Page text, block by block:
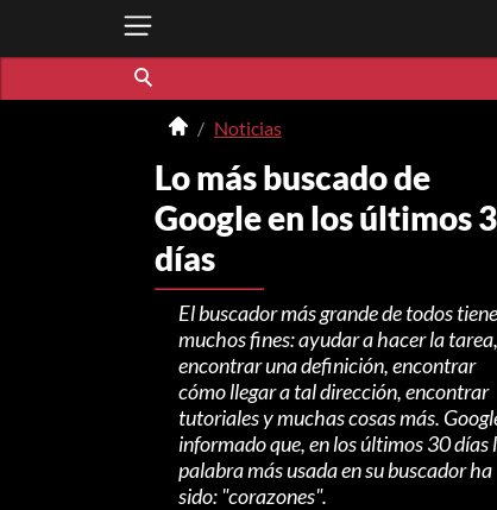
Noticias
Lo más buscado de
Google en los últimos
días
El buscador más grande de todos tiene
muchos fines: ayudar a hacer la tarea,
encontrar una definición, encontrar
cómo llegar a tal dirección, encontrar
tutoriales y muchas cosas más.
informado que, en los últimos 30 días
palabra más usada en su buscador ha
sido: "corazones".